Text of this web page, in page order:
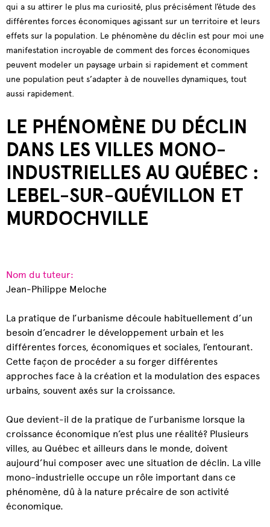
qui a su attirer le plus ma curiosité, plus précisément l’étude des
différentes forces économiques agissant sur un territoire et leurs
effets sur la population. Le phénomène du déclin est pour moi une
manifestation incroyable de comment des forces économiques
peuvent modeler un paysage urbain si rapidement et comment
une population peut s’adapter à de nouvelles dynamiques, tout
aussi rapidement.
LE PHÉNOMÈNE DU DÉCLIN
DANS LES VILLES MONO-
INDUSTRIELLES AU QUÉBEC :
LEBEL-SUR-QUÉVILLON ET
MURDOCHVILLE
Nom du tuteur:
Jean-Philippe Meloche
La pratique de l’urbanisme découle habituellement d’un
besoin d’encadrer le développement urbain et les
différentes forces, économiques et sociales, l’entourant.
Cette façon de procéder a su forger différentes
approches face à la création et la modulation des espaces
urbains, souvent axés sur la croissance.
Que devient-il de la pratique de l’urbanisme lorsque la
croissance économique n’est plus une réalité? Plusieurs
villes, au Québec et ailleurs dans le monde, doivent
aujourd’hui composer avec une situation de déclin. La ville
mono-industrielle occupe un rôle important dans ce
phénomène, dû à la nature précaire de son activité
économique.